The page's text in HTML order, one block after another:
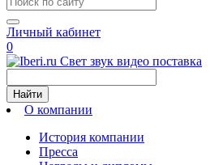
Личный кабинет
0
Свет звук видео поставка
Найти
О компании
История компании
Пресса